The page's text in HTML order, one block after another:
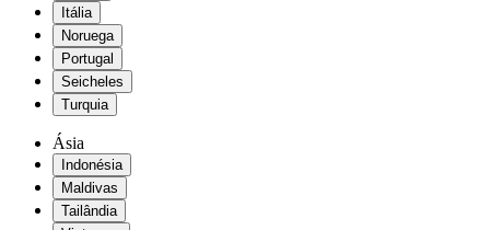
Itália
Noruega
Portugal
Seicheles
Turquia
Ásia
Indonésia
Maldivas
Tailândia